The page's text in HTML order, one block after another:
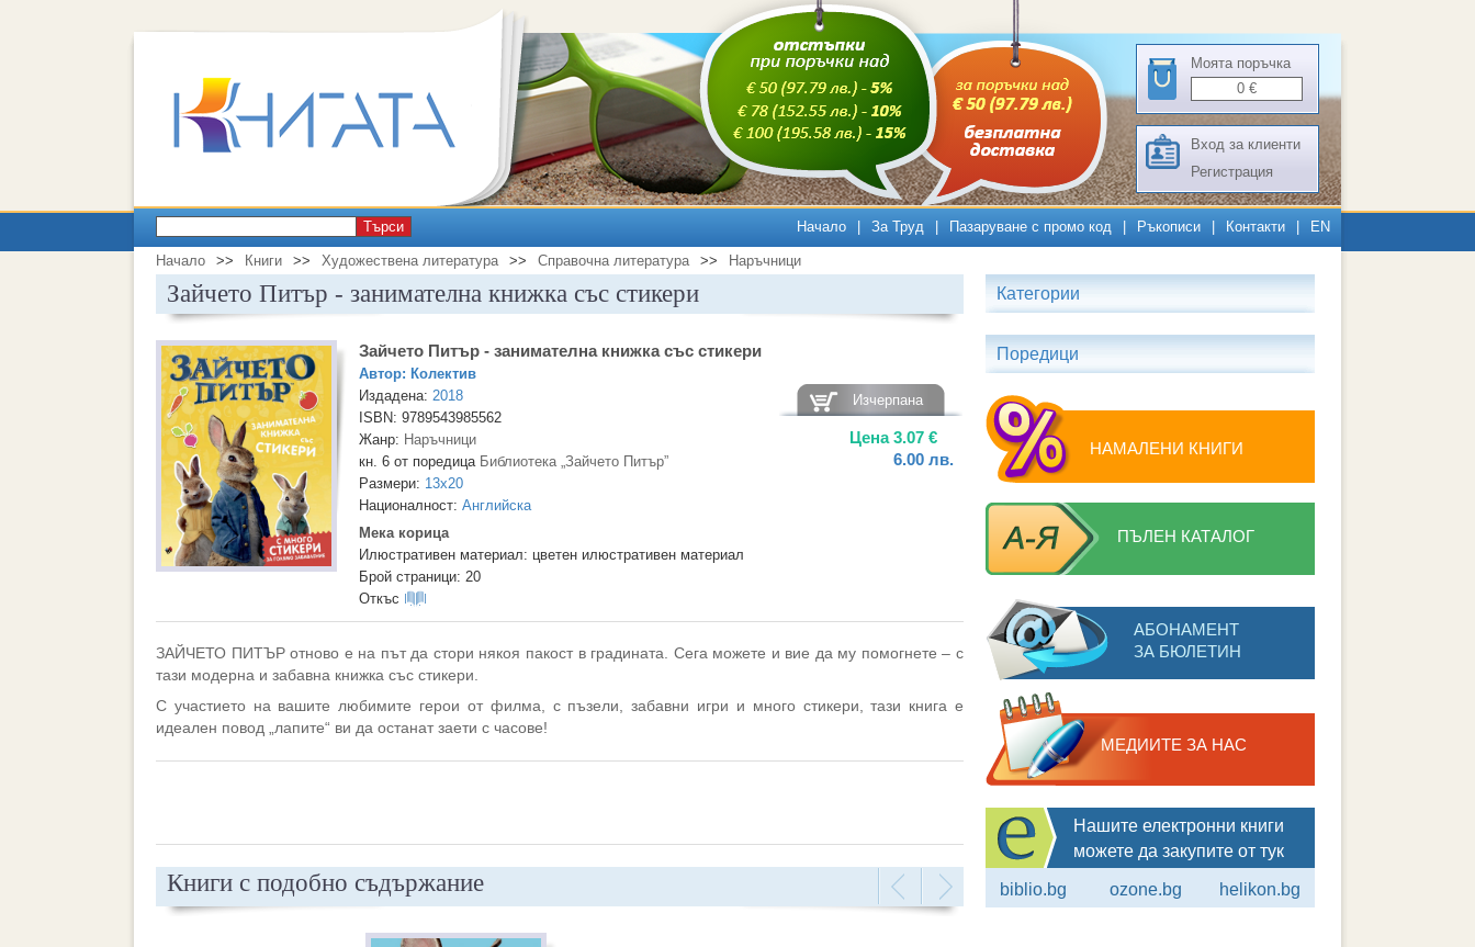
Моята поръчка
0 €
Вход за клиенти
Регистрация
Търси Начало За Труд Пазаруване с промо код Ръкописи Контакти EN
Начало >> Книги >> Художествена литература >> Справочна литература >> Наръчници
Зайчето Питър - занимателна книжка със стикери
Зайчето Питър - занимателна книжка със стикери
Автор: Колектив
Издадена: 2018
ISBN: 9789543985562
Жанр: Наръчници
кн. 6 от поредица Библиотека „Зайчето Питър”
Размери: 13x20
Националност: Английска
Мека корица
Илюстративен материал: цветен илюстративен материал
Брой страници: 20
Откъс
Изчерпана
Цена3.07 €
6.00 лв.
ЗАЙЧЕТО ПИТЪР отново е на път да стори някоя пакост в градината. Сега можете и вие да му помогнете – с
тази модерна и забавна книжка със стикери.
С участието на вашите любимите герои от филма, с пъзели, забавни игри и много стикери, тази книга е
идеален повод „лапите“ ви да останат заети с часове!
Книги с подобно съдържание
Категории
Поредици
НАМАЛЕНИ КНИГИ
ПЪЛЕН КАТАЛОГ
АБОНАМЕНТ
ЗА БЮЛЕТИН
МЕДИИТЕ ЗА НАС
Нашите електронни книги
можете да закупите от тук
biblio.bg ozone.bg helikon.bg